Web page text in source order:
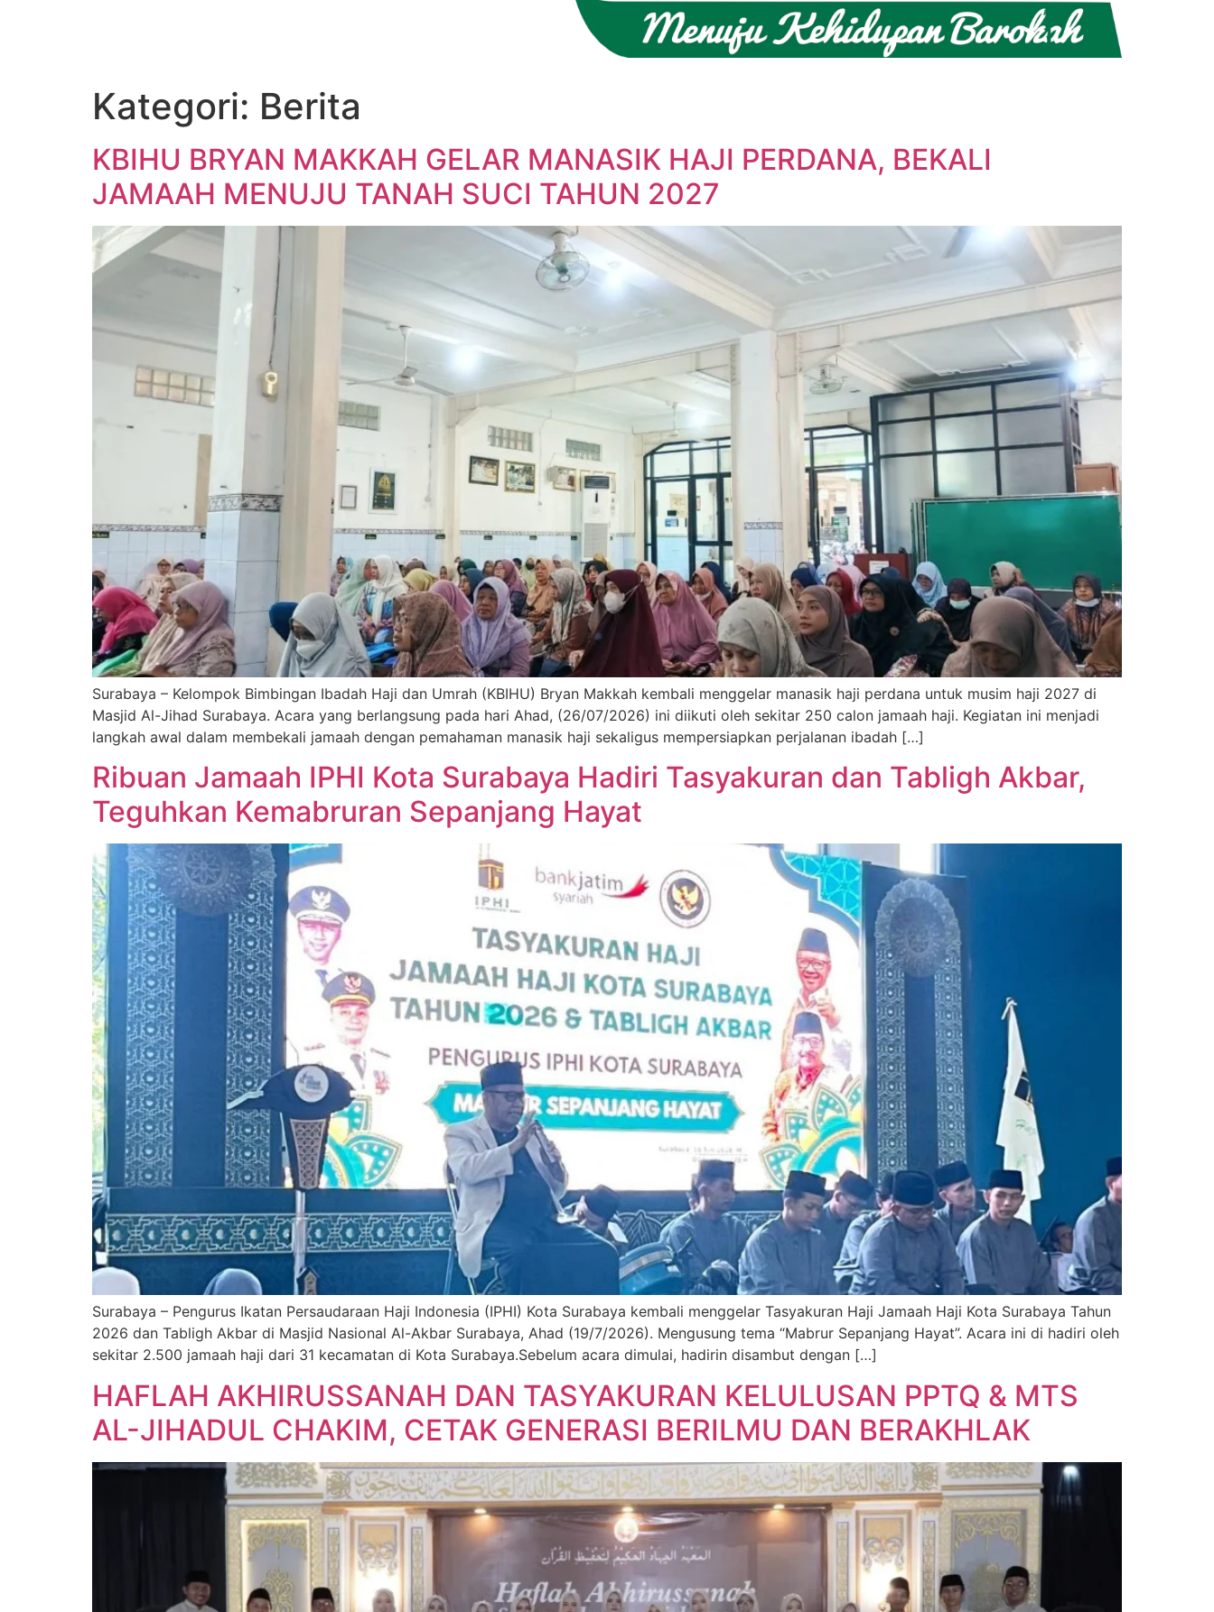
Kategori: Berita
KBIHU BRYAN MAKKAH GELAR MANASIK HAJI PERDANA, BEKALI
JAMAAH MENUJU TANAH SUCI TAHUN 2027
Surabaya – Kelompok Bimbingan Ibadah Haji dan Umrah (KBIHU) Bryan Makkah kembali menggelar manasik haji perdana untuk musim haji 2027 di
Masjid Al-Jihad Surabaya. Acara yang berlangsung pada hari Ahad, (26/07/2026) ini diikuti oleh sekitar 250 calon jamaah haji. Kegiatan ini menjadi
langkah awal dalam membekali jamaah dengan pemahaman manasik haji sekaligus mempersiapkan perjalanan ibadah […]
Ribuan Jamaah IPHI Kota Surabaya Hadiri Tasyakuran dan Tabligh Akbar,
Teguhkan Kemabruran Sepanjang Hayat
Surabaya – Pengurus Ikatan Persaudaraan Haji Indonesia (IPHI) Kota Surabaya kembali menggelar Tasyakuran Haji Jamaah Haji Kota Surabaya Tahun
2026 dan Tabligh Akbar di Masjid Nasional Al-Akbar Surabaya, Ahad (19/7/2026). Mengusung tema “Mabrur Sepanjang Hayat”. Acara ini di hadiri oleh
sekitar 2.500 jamaah haji dari 31 kecamatan di Kota Surabaya.Sebelum acara dimulai, hadirin disambut dengan […]
HAFLAH AKHIRUSSANAH DAN TASYAKURAN KELULUSAN PPTQ & MTS
AL-JIHADUL CHAKIM, CETAK GENERASI BERILMU DAN BERAKHLAK